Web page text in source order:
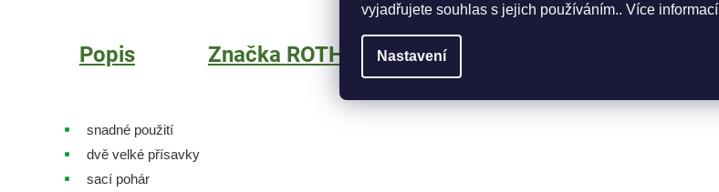
vyjadřujete souhlas s jejich používáním.. Více informací
Nastavení
Popis Značka ROTHCO
snadné použití
dvě velké přísavky
sací pohár